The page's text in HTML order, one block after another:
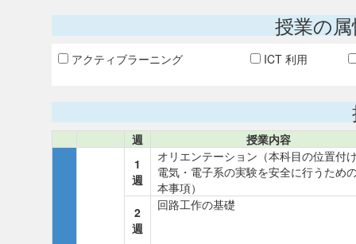
授業の
アクティブラーニング ICT 利用
週 授業内容
1
週
オリエンテーション（本科目の位置付
電気・電子系の実験を安全に行うため
本事項）
2
週
回路工作の基礎